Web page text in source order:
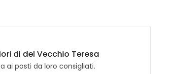
di del Vecchio Teresa
ai posti da loro consigliati.